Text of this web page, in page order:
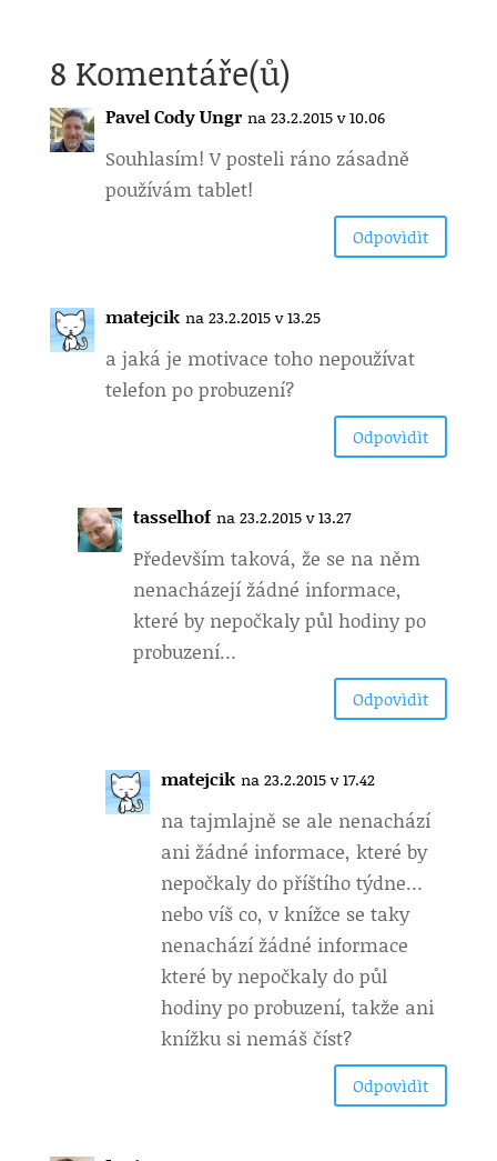
8 Komentáře(ů)
Pavel Cody Ungr na 23.2.2015 v 10.06
Souhlasím! V posteli ráno zásadně
používám tablet!
Odpovìdìt
matejcik na 23.2.2015 v 13.25
a jaká je motivace toho nepoužívat
telefon po probuzení?
Odpovìdìt
tasselhof na 23.2.2015 v 13.27
Především taková, že se na něm
nenacházejí žádné informace,
které by nepočkaly půl hodiny po
probuzení…
Odpovìdìt
matejcik na 23.2.2015 v 17.42
na tajmlajně se ale nenachází
ani žádné informace, které by
nepočkaly do příštího týdne…
nebo víš co, v knížce se taky
nenachází žádné informace
které by nepočkaly do půl
hodiny po probuzení, takže ani
knížku si nemáš číst?
Odpovìdìt